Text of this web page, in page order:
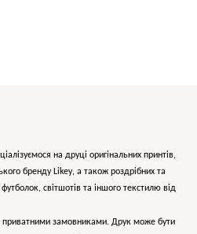
на друці оригінальних принтів,
бренду Likey, а також роздрібних та
футболок, світшотів та іншого текстилю від
замовниками. Друк може бути